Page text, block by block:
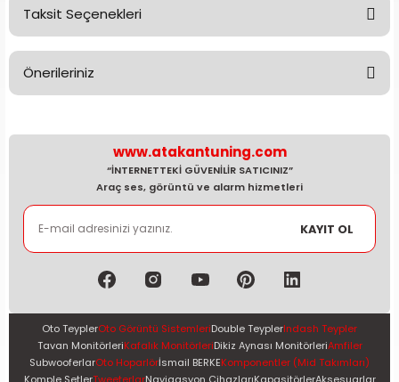
Bu ürüne ilk yorumu siz yapın!
Taksit Seçenekleri
Önerileriniz
kullanarak tarafımıza iletebilirsiniz.
Görüş ve önerileriniz için teşekkür ederiz.
Ürün resmi kalitesiz, bozuk veya görüntülenemiyor.
Ürün açıklamasında eksik bilgiler bulunuyor.
Ürün bilgilerinde hatalar bulunuyor.
Ürün fiyatı diğer sitelerden daha pahalı.
www.atakantuning.com
“İNTERNETTEKİ GÜVENİLİR SATICINIZ”
Araç ses, görüntü ve alarm hizmetleri
KAYIT OL
Oto TeyplerOto Görüntü SistemleriDouble TeyplerIndash Teypler
Tavan MonitörleriKafalık MonitörleriDikiz Aynası MonitörleriAmfiler
SubwooferlarOto Hoparlörİsmail BERKEKomponentler (Mid Takımları)